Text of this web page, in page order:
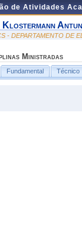
de Atividades
Klostermann
- DEPARTAMENTO DE
Ministradas
Fundamental Técnico